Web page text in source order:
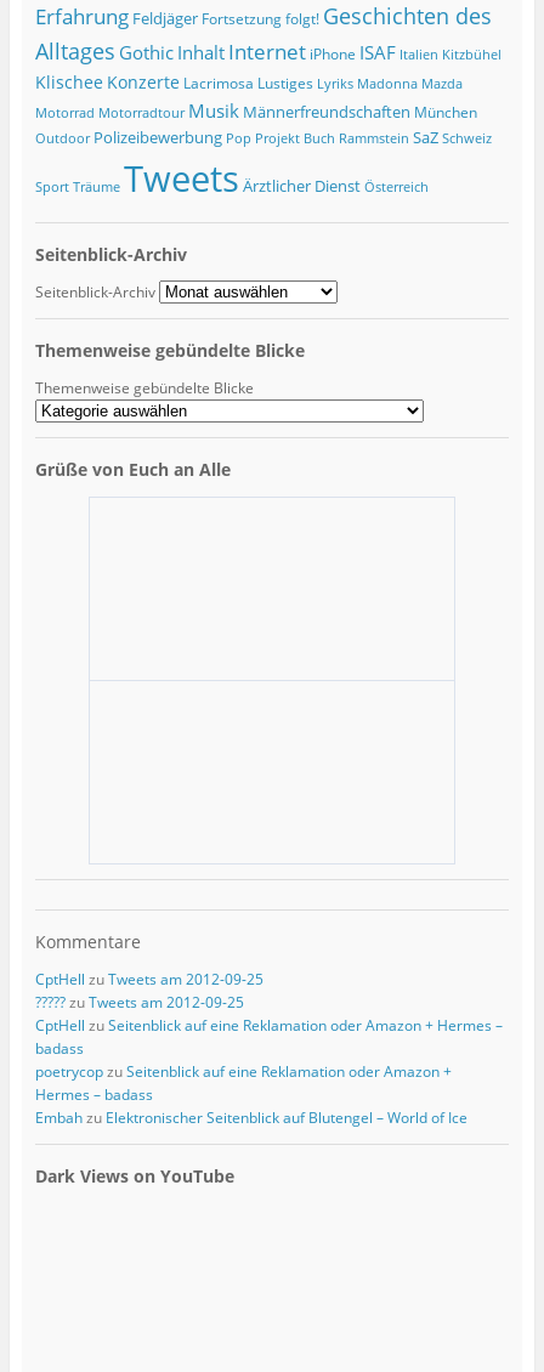
Erfahrung Feldjäger Fortsetzung folgt! Geschichten des
Alltages Gothic Inhalt Internet iPhone ISAF Italien Kitzbühel
Klischee Konzerte Lacrimosa Lustiges Lyriks Madonna Mazda
Motorrad Motorradtour Musik Männerfreundschaften München
Outdoor Polizeibewerbung Pop Projekt Buch Rammstein SaZ Schweiz
Sport Träume Tweets Ärztlicher Dienst Österreich
Seitenblick-Archiv
Seitenblick-Archiv
Themenweise gebündelte Blicke
Themenweise gebündelte Blicke
Grüße von Euch an Alle
Kommentare
CptHell zuTweets am 2012-09-25
?????zuTweets am 2012-09-25
CptHell zuSeitenblick auf eine Reklamation oder Amazon + Hermes –
badass
poetrycopzuSeitenblick auf eine Reklamation oder Amazon +
Hermes – badass
Embahzu Elektronischer Seitenblick auf Blutengel – World of Ice
Dark Views on YouTube